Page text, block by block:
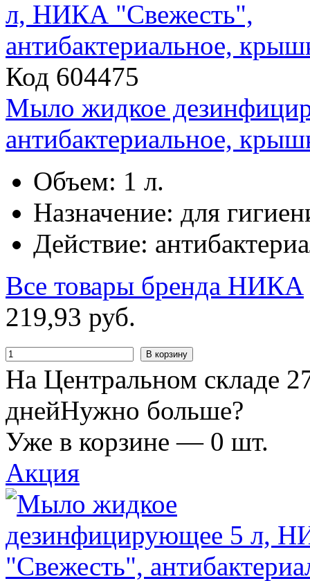
Код 604475
Мыло жидкое
антибактериальное,
Объем: 1 л.
Назначение: для
Действие:
Все товары бренда НИКА
219,93 руб.
В корзину
На Центральном складе
днейНужно больше?
Уже в корзине — 0 шт.
Акция